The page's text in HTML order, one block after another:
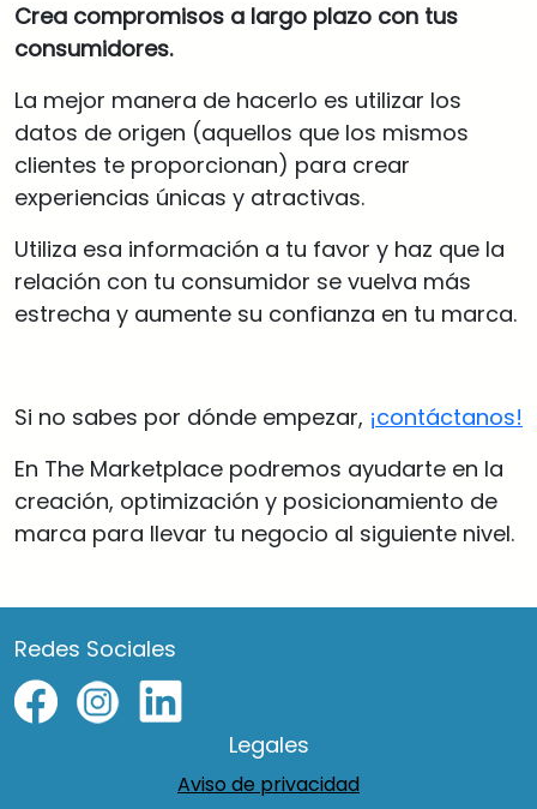
Crea compromisos a largo plazo con tus
consumidores.
La mejor manera de hacerlo es utilizar los
datos de origen (aquellos que los mismos
clientes te proporcionan) para crear
experiencias únicas y atractivas.
Utiliza esa información a tu favor y haz que la
relación con tu consumidor se vuelva más
estrecha y aumente su confianza en tu marca.
Si no sabes por dónde empezar, ¡contáctanos!
En The Marketplace podremos ayudarte en la
creación, optimización y posicionamiento de
marca para llevar tu negocio al siguiente nivel.
Redes Sociales
Legales
Aviso de privacidad